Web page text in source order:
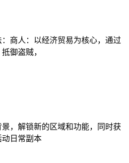
商人：以经济贸易为核心，通过
御盗贼，
，解锁新的区域和功能，同时获
日常副本